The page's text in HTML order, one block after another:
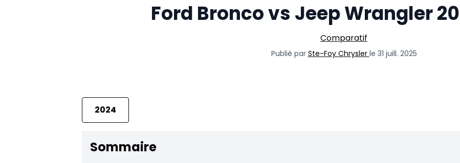
Ford Bronco vs Jeep Wrangler
Comparatif
Publié par Ste-Foy Chrysler le 31 juill. 2025
2024
Sommaire